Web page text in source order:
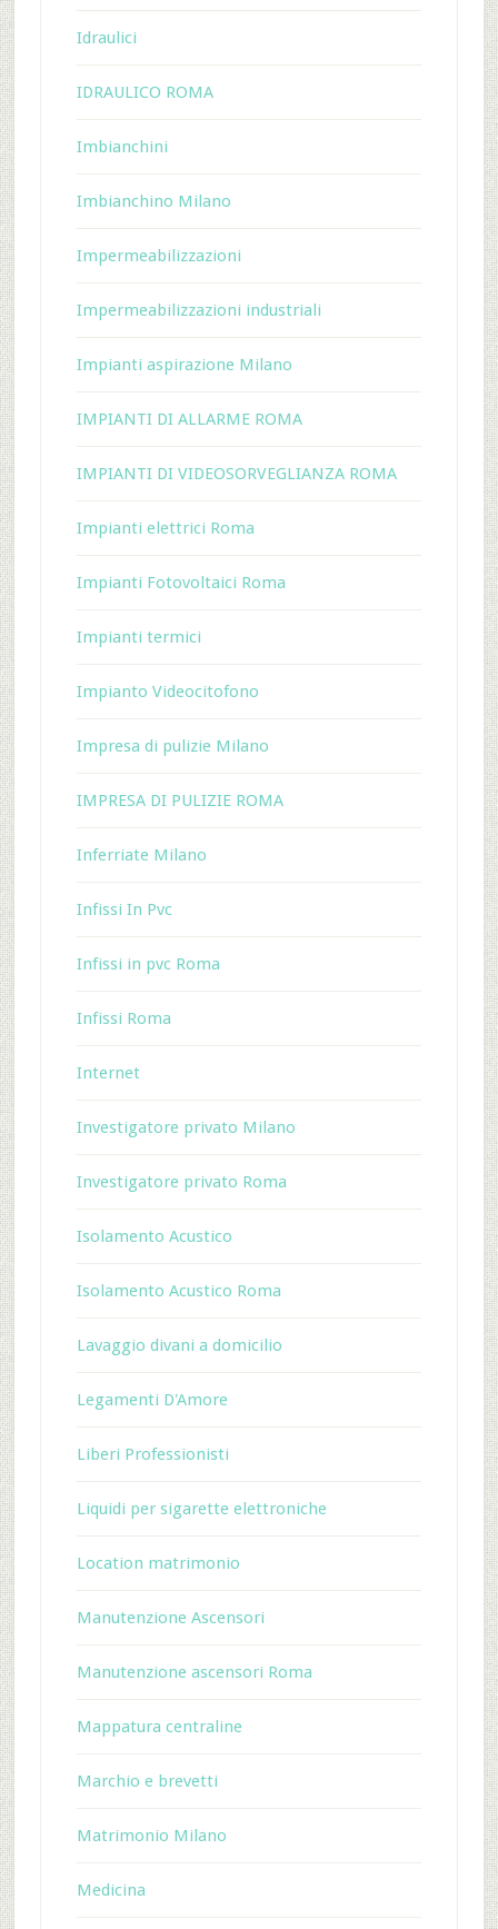
Idraulici
IDRAULICO ROMA
Imbianchini
Imbianchino Milano
Impermeabilizzazioni
Impermeabilizzazioni industriali
Impianti aspirazione Milano
IMPIANTI DI ALLARME ROMA
IMPIANTI DI VIDEOSORVEGLIANZA ROMA
Impianti elettrici Roma
Impianti Fotovoltaici Roma
Impianti termici
Impianto Videocitofono
Impresa di pulizie Milano
IMPRESA DI PULIZIE ROMA
Inferriate Milano
Infissi In Pvc
Infissi in pvc Roma
Infissi Roma
Internet
Investigatore privato Milano
Investigatore privato Roma
Isolamento Acustico
Isolamento Acustico Roma
Lavaggio divani a domicilio
Legamenti D'Amore
Liberi Professionisti
Liquidi per sigarette elettroniche
Location matrimonio
Manutenzione Ascensori
Manutenzione ascensori Roma
Mappatura centraline
Marchio e brevetti
Matrimonio Milano
Medicina